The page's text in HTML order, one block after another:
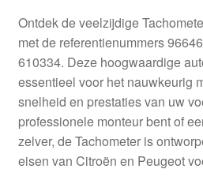
Contact
Kassa
Klachten
Klachtenprocedure
Ontdek de veelzijdige
met de referentienummers
610334. Deze hoogwaardige
essentieel voor het nauwkeurig
snelheid en prestaties van uw
professionele monteur bent of
zelver, de Tachometer is
eisen van Citroën en Peugeot